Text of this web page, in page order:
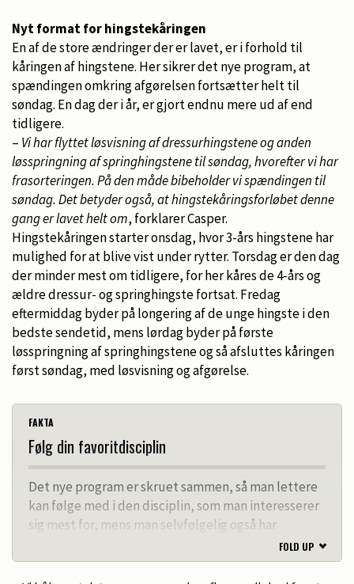
Nyt format for hingstekåringen
En af de store ændringer der er lavet, er i forhold til
kåringen af hingstene. Her sikrer det nye program, at
spændingen omkring afgørelsen fortsætter helt til
søndag. En dag der i år, er gjort endnu mere ud af end
tidligere.
– Vi har flyttet løsvisning af dressurhingstene og anden
løsspringning af springhingstene til søndag, hvorefter vi har
frasorteringen. På den måde bibeholder vi spændingen til
søndag. Det betyder også, at hingstekåringsforløbet denne
gang er lavet helt om, forklarer Casper.
Hingstekåringen starter onsdag, hvor 3-års hingstene har
mulighed for at blive vist under rytter. Torsdag er den dag
der minder mest om tidligere, for her kåres de 4-års og
ældre dressur- og springhingste fortsat. Fredag
eftermiddag byder på longering af de unge hingste i den
bedste sendetid, mens lørdag byder på første
løsspringning af springhingstene og så afsluttes kåringen
først søndag, med løsvisning og afgørelse.
FAKTA
Følg din favoritdisciplin
Det nye program er skruet sammen, så man lettere
kan følge med i den disciplin, som man interesserer
sig mest for, mens man selvfølgelig også har
mulighed for skiftevis at følge med i de forskellige
discipliner, såvel som kåringen af hingstene, hvis det
FOLD UP